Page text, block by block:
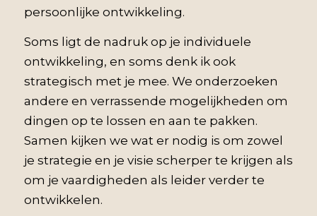
persoonlijke ontwikkeling.
Soms ligt de nadruk op je individuele
ontwikkeling, en soms denk ik ook
strategisch met je mee. We onderzoeken
andere en verrassende mogelijkheden om
dingen op te lossen en aan te pakken.
Samen kijken we wat er nodig is om zowel
je strategie en je visie scherper te krijgen als
om je vaardigheden als leider verder te
ontwikkelen.